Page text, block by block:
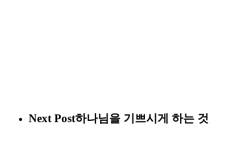
Next Post하나님을 기쁘시게 하는 것